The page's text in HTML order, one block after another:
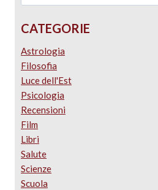
CATEGORIE
Astrologia
Filosofia
Luce dell'Est
Psicologia
Recensioni
Film
Libri
Salute
Scienze
Scuola